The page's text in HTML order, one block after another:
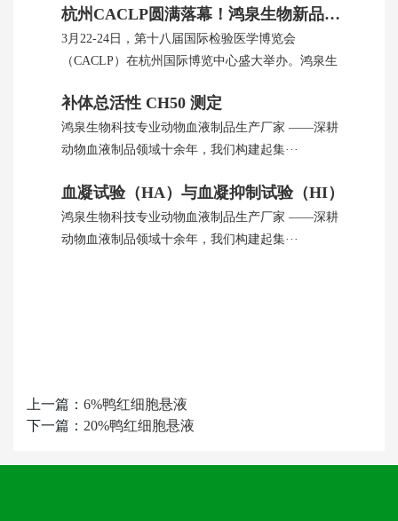
杭州CACLP圆满落幕！鸿泉生物新品引全球瞩目
3月22-24日，第十八届国际检验医学博览会
（CACLP）在杭州国际博览中心盛大举办。鸿泉生
补体总活性 CH50 测定
鸿泉生物科技专业动物血液制品生产厂家 ——深耕
动物血液制品领域十余年，我们构建起集···
血凝试验（HA）与血凝抑制试验（HI）
鸿泉生物科技专业动物血液制品生产厂家 ——深耕
动物血液制品领域十余年，我们构建起集···
上一篇： 6%鸭红细胞悬液
下一篇： 20%鸭红细胞悬液